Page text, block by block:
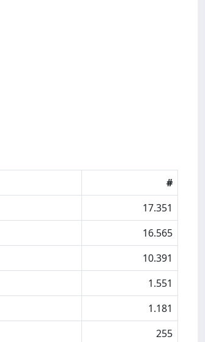
#
17.351
16.565
10.391
1.551
1.181
255